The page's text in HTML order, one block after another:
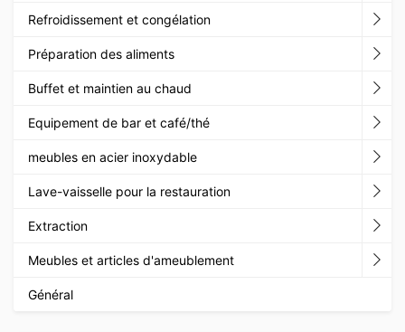
Refroidissement et congélation
Préparation des aliments
Buffet et maintien au chaud
Equipement de bar et café/thé
meubles en acier inoxydable
Lave-vaisselle pour la restauration
Extraction
Meubles et articles d'ameublement
Général